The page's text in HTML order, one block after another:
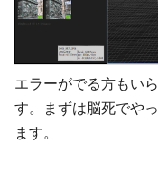
エラーがでる方もい
す。まずは脳死でや
ます。